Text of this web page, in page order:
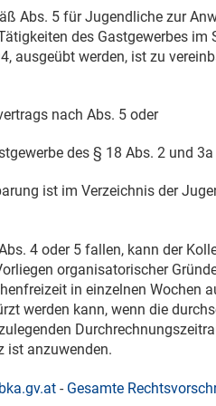
Abs. 5 für Jugendliche zur
des Gastgewerbes im
ausgeübt werden, ist zu
nach Abs. 5 oder
des § 18 Abs. 2 und
ist im Verzeichnis der
4 oder 5 fallen, kann der
organisatorischer
in einzelnen Wochen
werden kann, wenn die
ist anzuwenden.
- Gesamte